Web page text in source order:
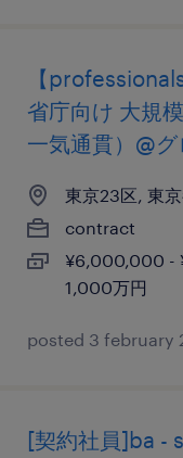
【
省庁向け 大規
一気通貫）@
東京23区, 東
contract
¥6,000,000 -
1,000万円
posted 3 february
[契約社員]ba -